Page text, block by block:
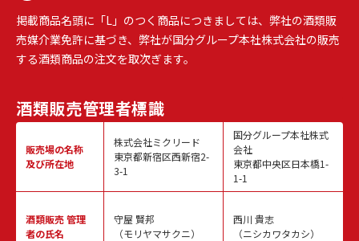
掲載商品名頭に「L」のつく商品につきましては、弊社の酒類販
売媒介業免許に基づき、弊社が国分グループ本社株式会社の販売
する酒類商品の注文を取次ぎます。
酒類販売管理者標識
販売場の名称
及び所在地
酒類販売管理
者の氏名
株式会社ミクリード
東京都新宿区西新宿2-
3-1
守屋 賢邦
（モリヤマサクニ）
国分グループ本社株式
会社
東京都中央区日本橋1-
1-1
西川 貴志
（ニシカワタカシ）